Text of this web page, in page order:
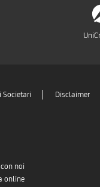
Societari Disclaimer
noi
online